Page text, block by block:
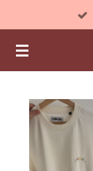
naar
de